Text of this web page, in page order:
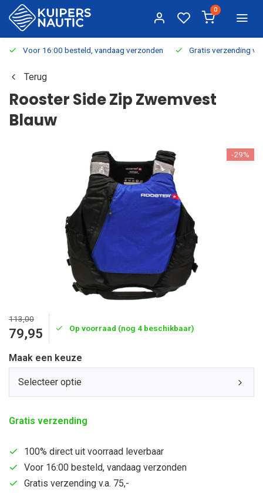
0
Voor 16:00 besteld, vandaag verzonden Gratis verzending
Terug
Rooster Side Zip Zwemvest
Blauw
-29%
113,00
79,95 Op voorraad (nog 4 beschikbaar)
Maak een keuze
Selecteer optie
Gratis verzending
100% direct uit voorraad leverbaar
Voor 16:00 besteld, vandaag verzonden
Gratis verzending v.a. 75,-